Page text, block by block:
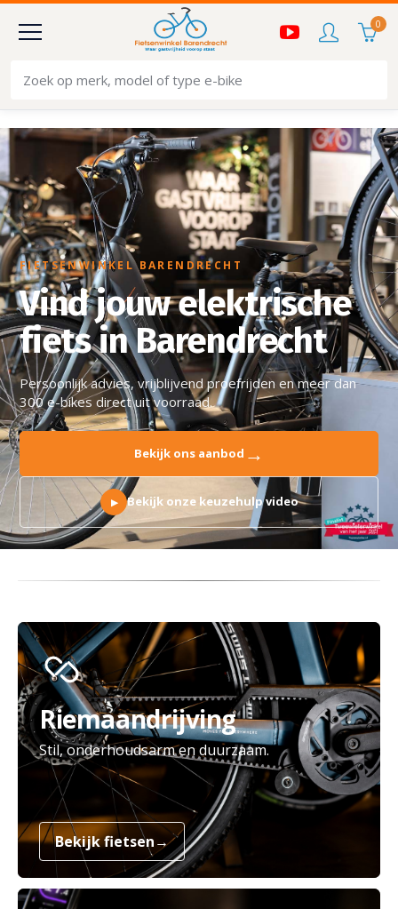
0
FIETSENWINKEL BARENDRECHT
Vind jouw elektrische
fiets in Barendrecht
Persoonlijk advies, vrijblijvend proefrijden en meer dan
300 e-bikes direct uit voorraad.
Bekijk ons aanbod →
▶ Bekijk onze keuzehulp video
Riemaandrijving
Stil, onderhoudsarm en duurzaam.
Bekijk fietsen→